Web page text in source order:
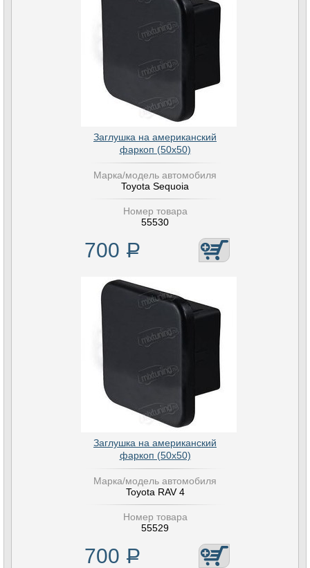
Заглушка на американский
фаркоп (50х50)
Марка/модель автомобиля
Toyota Sequoia
Номер товара
55530
700 Р
Заглушка на американский
фаркоп (50х50)
Марка/модель автомобиля
Toyota RAV 4
Номер товара
55529
700 Р